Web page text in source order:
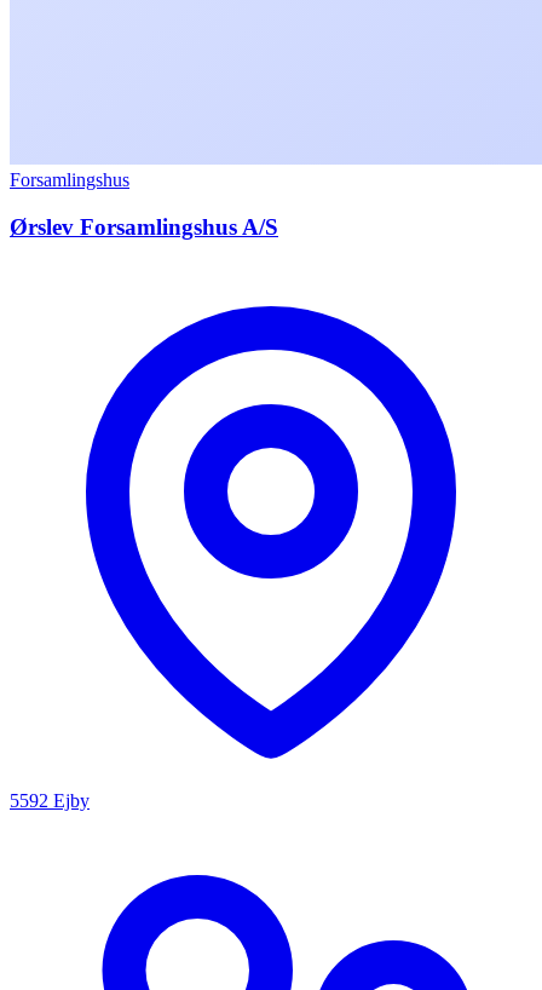
Forsamlingshus
Ørslev Forsamlingshus A/S
5592 Ejby